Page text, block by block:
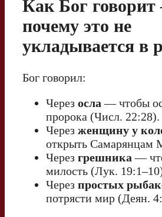
Как Бог
почему это не
укладывается в
Бог говорил:
Через осла — чтобы
пророка (Числ. 22:28).
Через женщину у
открыть Самарянцам
Через грешника —
милость (Лук.
Через простых
потрясти мир (Деян.